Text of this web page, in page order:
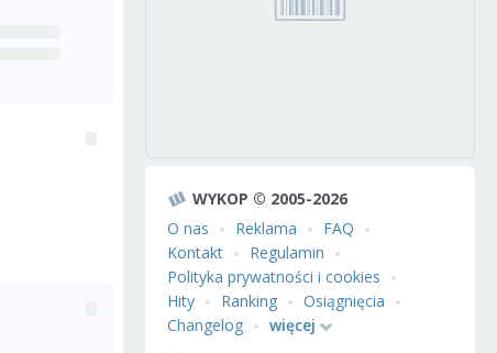
WYKOP © 2005-2026
O nas
Reklama
FAQ
Kontakt
Regulamin
Polityka prywatności i cookies
Hity
Ranking
Osiągnięcia
Changelog
więcej